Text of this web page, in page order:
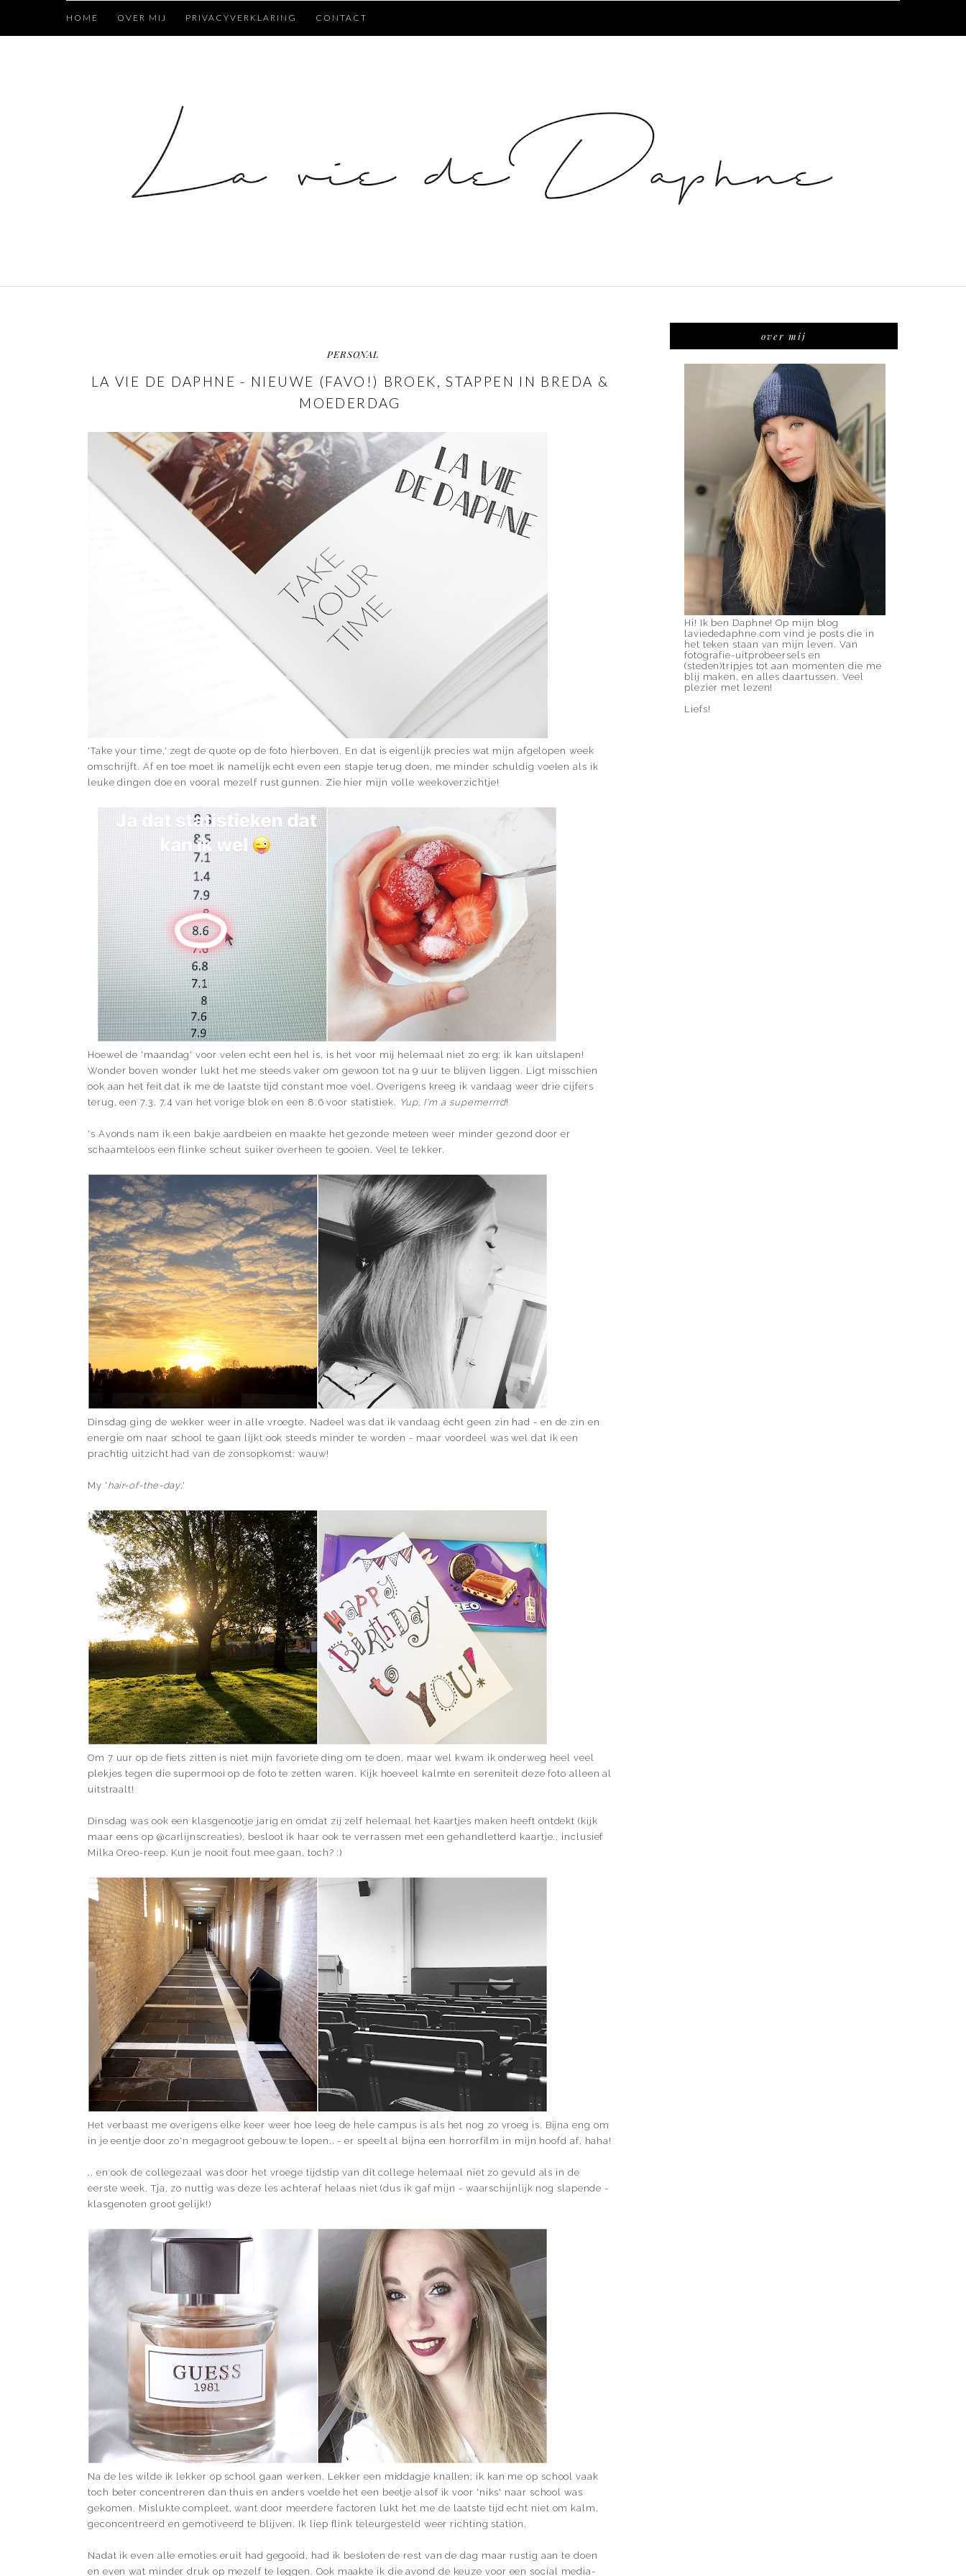
HOME OVER MIJ PRIVACYVERKLARING CONTACT
PERSONAL
LA VIE DE DAPHNE - NIEUWE (FAVO!) BROEK, STAPPEN IN BREDA &
MOEDERDAG
'Take your time,' zegt de quote op de foto hierboven. En dat is eigenlijk precies wat mijn afgelopen week
omschrijft. Af en toe moet ik namelijk echt even een stapje terug doen, me minder schuldig voelen als ik
leuke dingen doe en vooral mezelf rust gunnen. Zie hier mijn volle weekoverzichtje!
Hoewel de 'maandag' voor velen echt een hel is, is het voor mij helemaal niet zo erg: ik kan uitslapen!
Wonder boven wonder lukt het me steeds vaker om gewoon tot na 9 uur te blijven liggen. Ligt misschien
ook aan het feit dat ik me de laatste tijd constant moe voel. Overigens kreeg ik vandaag weer drie cijfers
terug, een 7.3, 7.4 van het vorige blok en een 8.6 voor statistiek. Yup, I'm a supernerrrd!
's Avonds nam ik een bakje aardbeien en maakte het gezonde meteen weer minder gezond door er
schaamteloos een flinke scheut suiker overheen te gooien. Veel te lekker.
Dinsdag ging de wekker weer in alle vroegte. Nadeel was dat ik vandaag ècht geen zin had - en de zin en
energie om naar school te gaan lijkt ook steeds minder te worden - maar voordeel was wel dat ik een
prachtig uitzicht had van de zonsopkomst: wauw!
My ' hair-of-the-day.'
Om 7 uur op de fiets zitten is niet mijn favoriete ding om te doen, maar wel kwam ik onderweg heel veel
plekjes tegen die supermooi op de foto te zetten waren. Kijk hoeveel kalmte en sereniteit deze foto alleen al
uitstraalt!
Dinsdag was ook een klasgenootje jarig en omdat zij zelf helemaal het kaartjes maken heeft ontdekt (kijk
maar eens op @carlijnscreaties), besloot ik haar ook te verrassen met een gehandletterd kaartje., inclusief
Milka Oreo-reep. Kun je nooit fout mee gaan, toch? :)
Het verbaast me overigens elke keer weer hoe leeg de hele campus is als het nog zo vroeg is. Bijna eng om
in je eentje door zo'n megagroot gebouw te lopen.. - er speelt al bijna een horrorfilm in mijn hoofd af, haha!
.. en ook de collegezaal was door het vroege tijdstip van dit college helemaal niet zo gevuld als in de
eerste week. Tja, zo nuttig was deze les achteraf helaas niet (dus ik gaf mijn - waarschijnlijk nog slapende -
klasgenoten groot gelijk!)
Na de les wilde ik lekker op school gaan werken. Lekker een middagje knallen; ik kan me op school vaak
toch beter concentreren dan thuis en anders voelde het een beetje alsof ik voor 'niks' naar school was
gekomen. Mislukte compleet, want door meerdere factoren lukt het me de laatste tijd echt niet om kalm,
geconcentreerd en gemotiveerd te blijven. Ik liep flink teleurgesteld weer richting station.
Nadat ik even alle emoties eruit had gegooid, had ik besloten de rest van de dag maar rustig aan te doen
en even wat minder druk op mezelf te leggen. Ook maakte ik die avond de keuze voor een social media-
over mij
Hi! Ik ben Daphne! Op mijn blog
laviededaphne.com vind je posts die in
het teken staan van mijn leven. Van
fotografie-uitprobeersels en
(steden)tripjes tot aan momenten die me
blij maken, en alles daartussen. Veel
plezier met lezen!
Liefs!